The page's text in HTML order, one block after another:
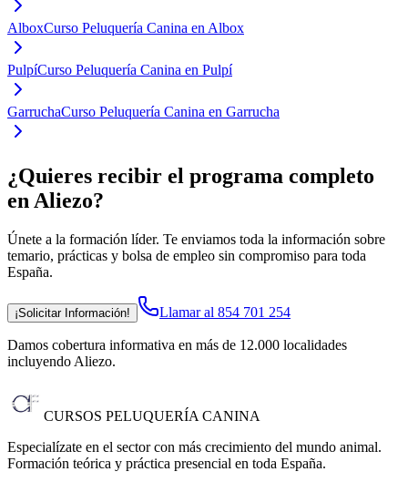
AlboxCurso Peluquería Canina en Albox
PulpíCurso Peluquería Canina en Pulpí
GarruchaCurso Peluquería Canina en Garrucha
¿Quieres recibir el programa completo
en Aliezo?
Únete a la formación líder. Te enviamos toda la información sobre
temario, prácticas y bolsa de empleo sin compromiso para toda
España.
¡Solicitar Información! Llamar al 854 701 254
Damos cobertura informativa en más de 12.000 localidades
incluyendo Aliezo.
CURSOS PELUQUERÍA CANINA
Especialízate en el sector con más crecimiento del mundo animal.
Formación teórica y práctica presencial en toda España.